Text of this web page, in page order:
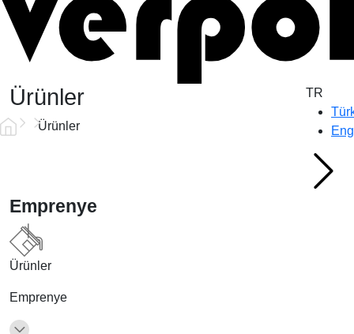
TR
Ürünler
Ürünler
Emprenye
Ürünler
Emprenye